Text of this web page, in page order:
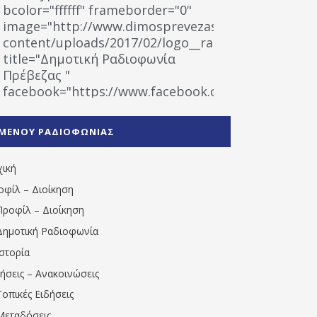
bcolor="ffffff" frameborder="0"
image="http://www.dimosprevezas.gr/wp-
content/uploads/2017/02/logo__radiofonias.jpg"
title="Δημοτική Ραδιοφωνία
Πρέβεζας "
facebook="https://www.facebook.com/
1531194763766854/" artist="" ]
ΡΑΔΙΟΦΩΝΙΑΣ
– Διοίκηση
– Διοίκηση
Ραδιοφωνία
– Ανακοινώσεις
Ειδήσεις